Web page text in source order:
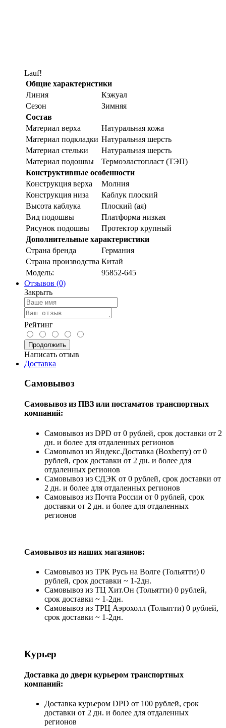
Lauf!
Общие характеристики
Линия
Кэжуал
Сезон
Зимняя
Состав
Материал верха
Натуральная кожа
Материал подкладки Натуральная шерсть
Материал стельки
Натуральная шерсть
Материал подошвы
Термоэластопласт (ТЭП)
Конструктивные особенности
Конструкция верха
Молния
Конструкция низа
Каблук плоский
Высота каблука
Плоский (ая)
Вид подошвы
Платформа низкая
Рисунок подошвы
Протектор крупный
Дополнительные характеристики
Страна бренда
Германия
Страна производства Китай
Модель:
95852-645
Отзывов (0)
Закрыть
Рейтинг
Продолжить
Написать отзыв
Доставка
Самовывоз
Самовывоз из ПВЗ или постаматов транспортных
компаний:
Самовывоз из DPD от 0 рублей, срок доставки от 2
дн. и более для отдаленных регионов
Самовывоз из Яндекс.Доставка (Boxberry) от 0
рублей, срок доставки от 2 дн. и более для
отдаленных регионов
Самовывоз из СДЭК от 0 рублей, срок доставки от
2 дн. и более для отдаленных регионов
Самовывоз из Почта России от 0 рублей, срок
доставки от 2 дн. и более для отдаленных
регионов
Самовывоз из наших магазинов:
Самовывоз из ТРК Русь на Волге (Тольятти) 0
рублей, срок доставки ~ 1-2дн.
Самовывоз из ТЦ Хит.Он (Тольятти) 0 рублей,
срок доставки ~ 1-2дн.
Самовывоз из ТРЦ Аэрохолл (Тольятти) 0 рублей,
срок доставки ~ 1-2дн.
Курьер
Доставка до двери курьером транспортных
компаний:
Доставка курьером DPD от 100 рублей, срок
доставки от 2 дн. и более для отдаленных
регионов